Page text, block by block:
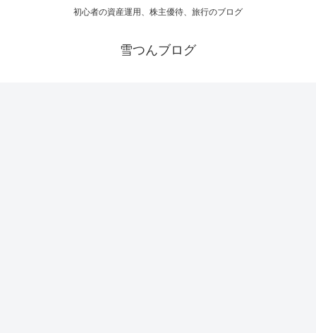
初心者の資産運用、株主優待、旅行のブログ
雪つんブログ